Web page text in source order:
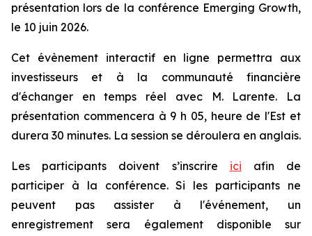
présentation lors de la conférence Emerging Growth,
le 10 juin 2026.
Cet évènement interactif en ligne permettra aux
investisseurs et à la communauté financière
d'échanger en temps réel avec M. Larente. La
présentation commencera à 9 h 05, heure de l'Est et
durera 30 minutes. La session se déroulera en anglais.
Les participants doivent s’inscrire ici afin de
participer à la conférence. Si les participants ne
peuvent pas assister à l'événement, un
enregistrement sera également disponible sur